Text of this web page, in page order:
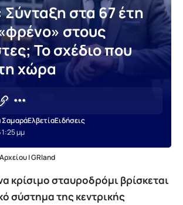
Σύνταξη στα 67 έτη
στους
Το σχέδιο που
χώρα
μμ
ΣαμαράΕλβετίαΕιδήσεις
| GRland
κρίσιμο σταυροδρόμι βρίσκεται
σύστημα της κεντρικής